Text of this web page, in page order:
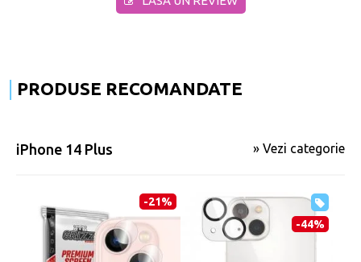
PRODUSE RECOMANDATE
iPhone 14 Plus » Vezi categorie
-21%
-44%